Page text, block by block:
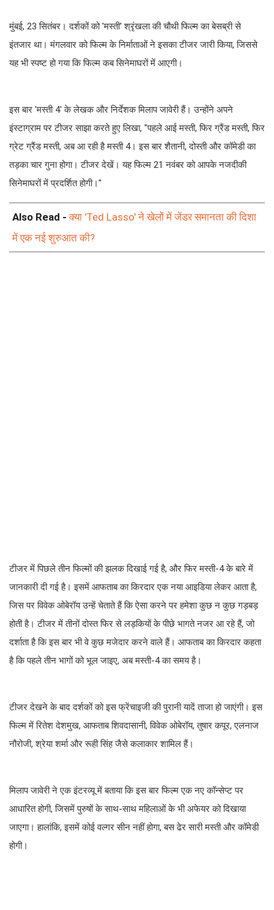
मुंबई, 23 सितंबर। दर्शकों को 'मस्ती' श्रृंखला की चौथी फिल्म का बेसब्री से
इंतजार था। मंगलवार को फिल्म के निर्माताओं ने इसका टीजर जारी किया, जिससे
यह भी स्पष्ट हो गया कि फिल्म कब सिनेमाघरों में आएगी।
इस बार 'मस्ती 4' के लेखक और निर्देशक मिलाप जावेरी हैं। उन्होंने अपने
इंस्टाग्राम पर टीजर साझा करते हुए लिखा, "पहले आई मस्ती, फिर ग्रैंड मस्ती, फिर
ग्रेट ग्रैंड मस्ती, अब आ रही है मस्ती 4। इस बार शैतानी, दोस्ती और कॉमेडी का
तड़का चार गुना होगा। टीजर देखें। यह फिल्म 21 नवंबर को आपके नजदीकी
सिनेमाघरों में प्रदर्शित होगी।"
Also Read -क्या 'Ted Lasso' ने खेलों में जेंडर समानता की दिशा
में एक नई शुरुआत की?
टीजर में पिछले तीन फिल्मों की झलक दिखाई गई है, और फिर मस्ती-4 के बारे में
जानकारी दी गई है। इसमें आफताब का किरदार एक नया आइडिया लेकर आता है,
जिस पर विवेक ओबेरॉय उन्हें चेताते हैं कि ऐसा करने पर हमेशा कुछ न कुछ गड़बड़
होती है। टीजर में तीनों दोस्त फिर से लड़कियों के पीछे भागते नजर आ रहे हैं, जो
दर्शाता है कि इस बार भी वे कुछ मजेदार करने वाले हैं। आफताब का किरदार कहता
है कि पहले तीन भागों को भूल जाइए, अब मस्ती-4 का समय है।
टीजर देखने के बाद दर्शकों को इस फ्रेंचाइजी की पुरानी यादें ताजा हो जाएंगी। इस
फिल्म में रितेश देशमुख, आफताब शिवदासानी, विवेक ओबेरॉय, तुषार कपूर, एलनाज
नौरोजी, श्रेया शर्मा और रूही सिंह जैसे कलाकार शामिल हैं।
मिलाप जावेरी ने एक इंटरव्यू में बताया कि इस बार फिल्म एक नए कॉन्सेप्ट पर
आधारित होगी, जिसमें पुरुषों के साथ-साथ महिलाओं के भी अफेयर को दिखाया
जाएगा। हालांकि, इसमें कोई वल्गर सीन नहीं होगा, बस ढेर सारी मस्ती और कॉमेडी
होगी।